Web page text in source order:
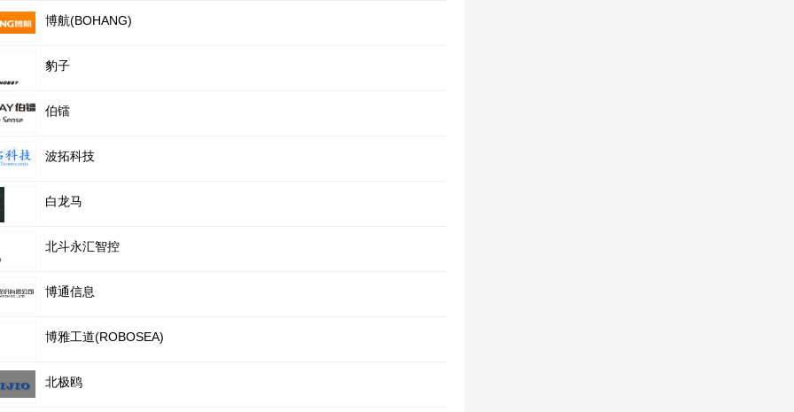
博航(BOHANG)
豹子
伯镭
波拓科技
白龙马
北斗永汇智控
博通信息
博雅工道(ROBOSEA)
北极鸥